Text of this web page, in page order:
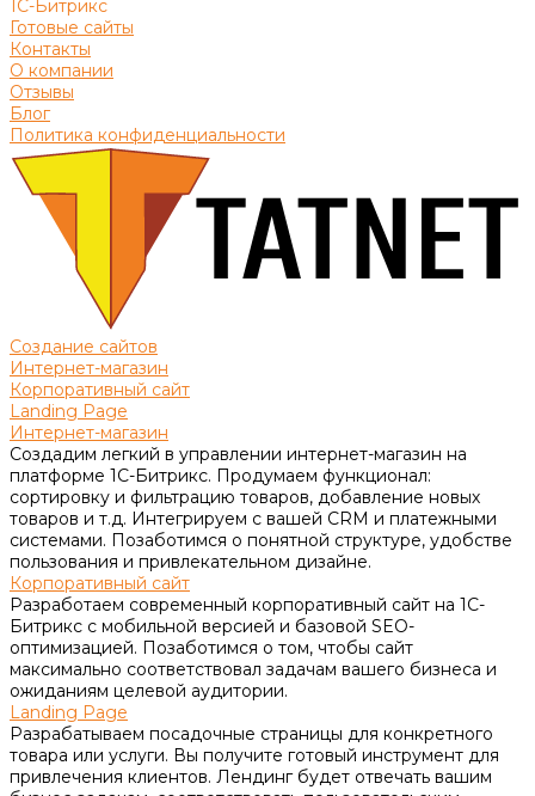
1С-Битрикс
Готовые сайты
Контакты
О компании
Отзывы
Блог
Политика конфиденциальности
Создание сайтов
Интернет-магазин
Корпоративный сайт
Landing Page
Интернет-магазин
Создадим легкий в управлении интернет-магазин на
платформе 1С-Битрикс. Продумаем функционал:
сортировку и фильтрацию товаров, добавление новых
товаров и т.д. Интегрируем с вашей CRM и платежными
системами. Позаботимся о понятной структуре, удобстве
пользования и привлекательном дизайне.
Корпоративный сайт
Разработаем современный корпоративный сайт на 1С-
Битрикс с мобильной версией и базовой SEO-
оптимизацией. Позаботимся о том, чтобы сайт
максимально соответствовал задачам вашего бизнеса и
ожиданиям целевой аудитории.
Landing Page
Разрабатываем посадочные страницы для конкретного
товара или услуги. Вы получите готовый инструмент для
привлечения клиентов. Лендинг будет отвечать вашим